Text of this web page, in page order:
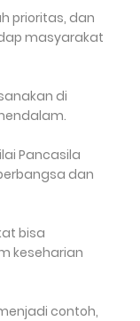
prioritas, dan
masyarakat
di
Pancasila
dan
bisa
keseharian
contoh,